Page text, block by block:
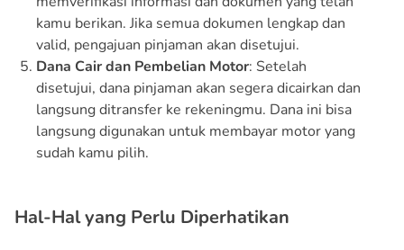
kamu berikan. Jika semua dokumen lengkap dan
valid, pengajuan pinjaman akan disetujui.
Dana Cair dan Pembelian Motor: Setelah
disetujui, dana pinjaman akan segera dicairkan dan
langsung ditransfer ke rekeningmu. Dana ini bisa
langsung digunakan untuk membayar motor yang
sudah kamu pilih.
Hal-Hal yang Perlu Diperhatikan